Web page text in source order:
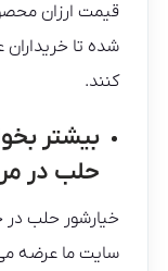
قیمت ارزان
شده تا
کنند.
بیشتر
حلب در
خیارشور حلب در
سایت ما عرضه